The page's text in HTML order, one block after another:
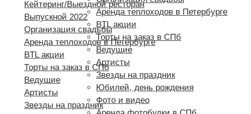
Аренда теплоходов в Петербурге
BTL акции
Торты на заказ в СПб
Ведущие
Артисты
Звезды на праздник
Юбилей, день рождения
Фото и видео
Кейтеринг/Выездной ресторан
Выпускной 2022
Организация свадьбы
Аренда теплоходов в Петербурге
BTL акции
Торты на заказ в СПб
Ведущие
Артисты
Звезды на праздник